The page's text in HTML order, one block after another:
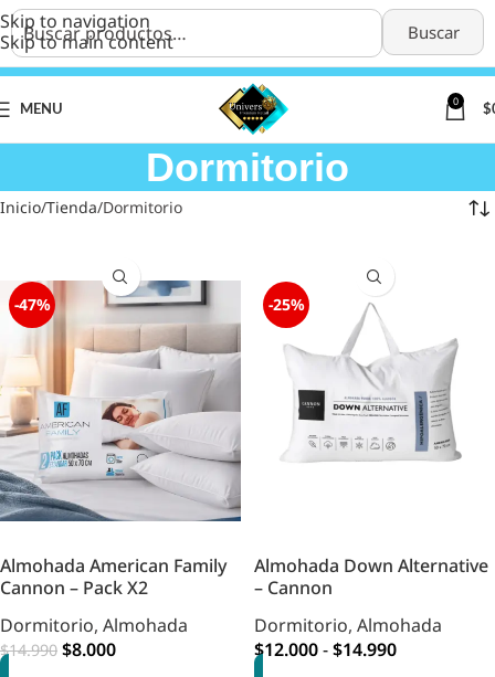
Buscar
Skip to navigation
Skip to main content
MENU
0
$
Dormitorio
Inicio Tienda Dormitorio
-47%
Almohada American Family
Cannon – Pack X2
Dormitorio, Almohada
$14.990 $8.000
-25%
Almohada Down Alternative
– Cannon
Dormitorio, Almohada
$12.000-$14.990